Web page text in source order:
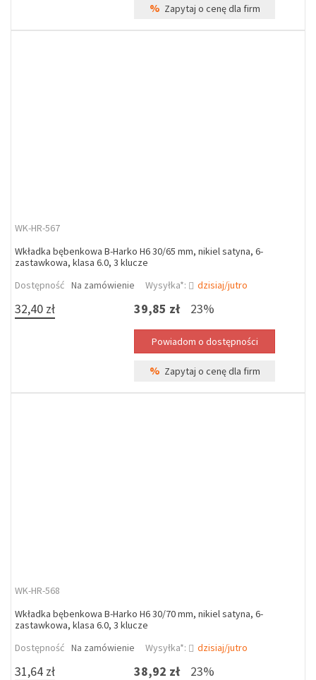
% Zapytaj o cenę dla firm
WK-HR-567
Wkładka bębenkowa B-Harko H6 30/65 mm, nikiel satyna, 6-
zastawkowa, klasa 6.0, 3 klucze
Dostępność Na zamówienie Wysyłka*: dzisiaj/jutro
32,40 zł 39,85 zł 23%
% Zapytaj o cenę dla firm
WK-HR-568
Wkładka bębenkowa B-Harko H6 30/70 mm, nikiel satyna, 6-
zastawkowa, klasa 6.0, 3 klucze
Dostępność Na zamówienie Wysyłka*: dzisiaj/jutro
31,64 zł 38,92 zł 23%